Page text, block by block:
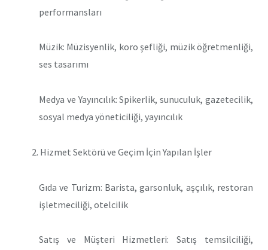
performansları
Müzik: Müzisyenlik, koro şefliği, müzik öğretmenliği,
ses tasarımı
Medya ve Yayıncılık: Spikerlik, sunuculuk, gazetecilik,
sosyal medya yöneticiliği, yayıncılık
Hizmet Sektörü ve Geçim İçin Yapılan İşler
Gıda ve Turizm: Barista, garsonluk, aşçılık, restoran
işletmeciliği, otelcilik
Satış ve Müşteri Hizmetleri: Satış temsilciliği,